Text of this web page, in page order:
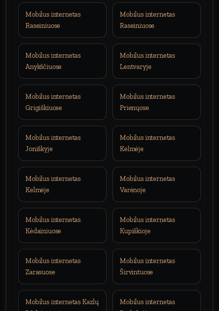
Mobilus internetas
Raseiniuose
Mobilus internetas
Raseiniuose
Mobilus internetas
Anykščiuose
Mobilus internetas
Lentvaryje
Mobilus internetas
Grigiškiuose
Mobilus internetas
Prienųose
Mobilus internetas
Joniškyje
Mobilus internetas
Kelmėje
Mobilus internetas
Kelmėje
Mobilus internetas
Varėnoje
Mobilus internetas
Kėdainiuose
Mobilus internetas
Kupiškioje
Mobilus internetas
Zarasuose
Mobilus internetas
Širvintuose
Mobilus internetas Kazlų
Mobilus internetas